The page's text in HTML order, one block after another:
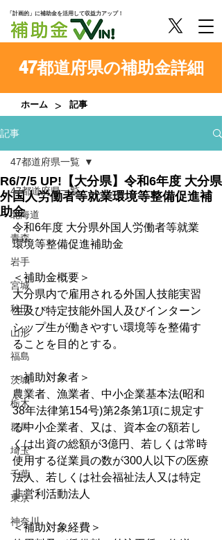
「計画的」に補助金を活用して収益力アップ！
47都道府県の補助金詳細
ホーム > 記事
記事
47都道府県一覧
北海道
青森
岩手
宮城
秋田
山形
福島
茨城
栃木
群馬
埼玉
千葉
東京
神奈川
47都道府県一覧
R6/7/5 UP!【大分県】令和6年度 大分県
外国人労働者等就業環境等整備促進補
助金
令和6年度 大分県外国人労働者等就業
環境等整備促進補助金
＜補助金概要＞
大分県内で雇用される外国人技能実習
生及び特定技能外国人及びインターン
シップ生が働きやすい環境等を整備す
ることを目的とする。
＜補助対象者＞
農業者、漁業者、中小企業基本法(昭和
38年法律第154号)第2条第1項に規定す
る中小企業者、又は、資本金の額若し
くは出資の総額が3億円、若しくは常時
使用する従業員の数が300人以下の医療
法人、若しくは社会福祉法人又は特定
非営利活動法人
＜補助対象経費＞